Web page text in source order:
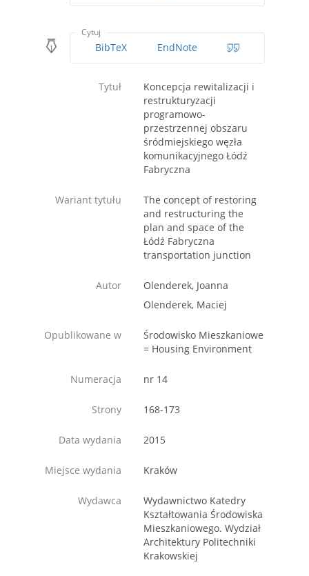
Cytuj
BibTeX EndNote
Tytuł
Koncepcja rewitalizacji i
restrukturyzacji
programowo-
przestrzennej obszaru
śródmiejskiego węzła
komunikacyjnego Łódź
Fabryczna
Wariant tytułu
The concept of restoring
and restructuring the
plan and space of the
Łódź Fabryczna
transportation junction
Autor
Olenderek, Joanna
Olenderek, Maciej
Opublikowane w
Środowisko Mieszkaniowe
= Housing Environment
Numeracja nr 14
Strony 168-173
Data wydania 2015
Miejsce wydania Kraków
Wydawca
Wydawnictwo Katedry
Kształtowania Środowiska
Mieszkaniowego. Wydział
Architektury Politechniki
Krakowskiej